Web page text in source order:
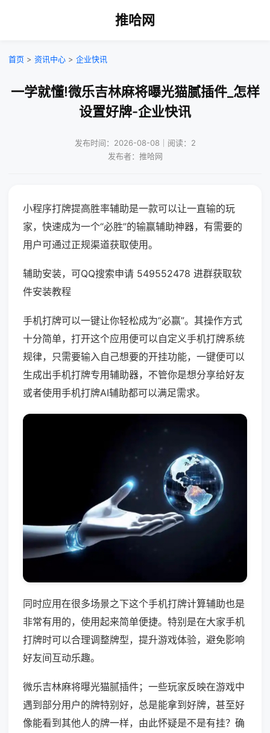
推哈网
首页 > 资讯中心 > 企业快讯
一学就懂!微乐吉林麻将曝光猫腻插件_怎样
设置好牌-企业快讯
发布时间：2026-08-08｜阅读：2
发布者：推哈网
小程序打牌提高胜率辅助是一款可以让一直输的玩
家，快速成为一个“必胜”的输赢辅助神器，有需要的
用户可通过正规渠道获取使用。
辅助安装，可QQ搜索申请 549552478 进群获取软
件安装教程
手机打牌可以一键让你轻松成为“必赢”。其操作方式
十分简单，打开这个应用便可以自定义手机打牌系统
规律，只需要输入自己想要的开挂功能，一键便可以
生成出手机打牌专用辅助器，不管你是想分享给好友
或者使用手机打牌AI辅助都可以满足需求。
同时应用在很多场景之下这个手机打牌计算辅助也是
非常有用的，使用起来简单便捷。特别是在大家手机
打牌时可以合理调整牌型，提升游戏体验，避免影响
好友间互动乐趣。
微乐吉林麻将曝光猫腻插件；一些玩家反映在游戏中
遇到部分用户的牌特别好，总是能拿到好牌，甚至好
像能看到其他人的牌一样，由此怀疑是不是有挂？确